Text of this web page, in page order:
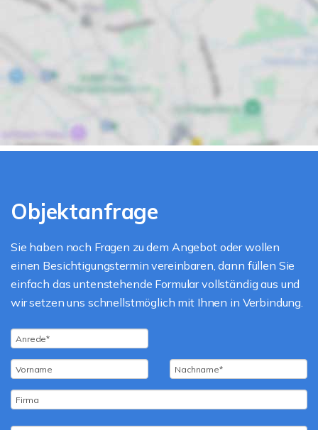
Objektanfrage
Sie haben noch Fragen zu dem Angebot oder wollen
einen Besichtigungstermin vereinbaren, dann füllen Sie
einfach das untenstehende Formular vollständig aus und
wir setzen uns schnellstmöglich mit Ihnen in Verbindung.